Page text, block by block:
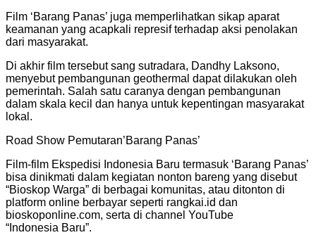
Film ‘Barang Panas’ juga memperlihatkan sikap aparat
keamanan yang acapkali represif terhadap aksi penolakan
dari masyarakat.
Di akhir film tersebut sang sutradara, Dandhy Laksono,
menyebut pembangunan geothermal dapat dilakukan oleh
pemerintah. Salah satu caranya dengan pembangunan
dalam skala kecil dan hanya untuk kepentingan masyarakat
lokal.
Road Show Pemutaran’Barang Panas’
Film-film Ekspedisi Indonesia Baru termasuk ‘Barang Panas’
bisa dinikmati dalam kegiatan nonton bareng yang disebut
“Bioskop Warga” di berbagai komunitas, atau ditonton di
platform online berbayar seperti rangkai.id dan
bioskoponline.com, serta di channel YouTube
“Indonesia Baru”.